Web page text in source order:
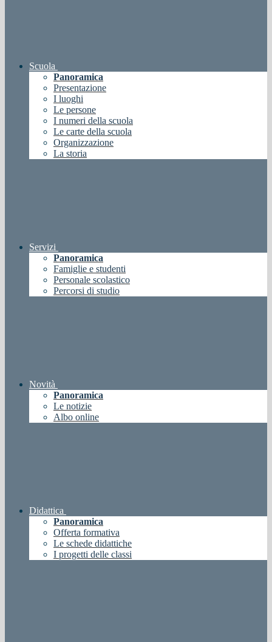
Scuola
Panoramica
Presentazione
I luoghi
Le persone
I numeri della scuola
Le carte della scuola
Organizzazione
La storia
Servizi
Panoramica
Famiglie e studenti
Personale scolastico
Percorsi di studio
Novità
Panoramica
Le notizie
Albo online
Didattica
Panoramica
Offerta formativa
Le schede didattiche
I progetti delle classi